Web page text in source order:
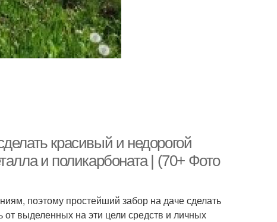
красивый и недорогой
и поликарбоната | (70+ Фото
поэтому простейший забор на даче сделать
выделенных на эти цели средств и личных